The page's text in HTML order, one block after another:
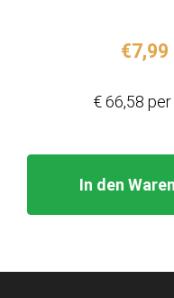
€7,99
In den
€ 66,58 per